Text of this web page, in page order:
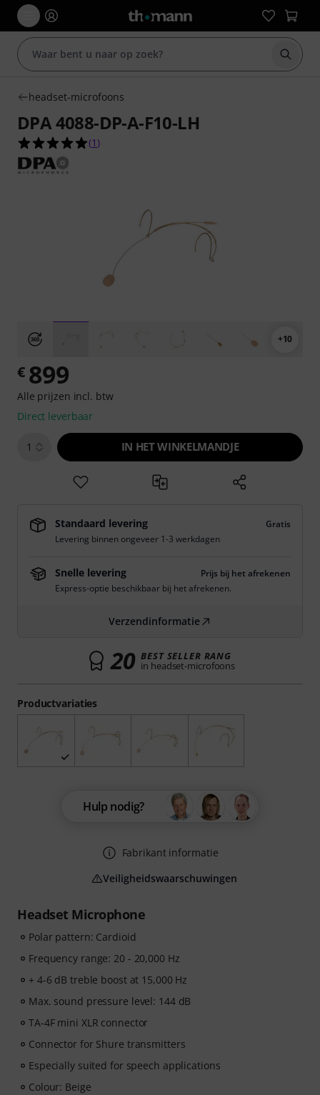
Zoek
headset-microfoons
DPA 4088-DP-A-F10-LH
5.0 van de 5 sterren van 1 klantbeoordelingen
(1 )
+10
Headset Microphone
Polar pattern: Cardioid
Frequency range: 20 - 20,000 Hz
+ 4-6 dB treble boost at 15,000 Hz
Max. sound pressure level: 144 dB
TA-4F mini XLR connector
Connector for Shure transmitters
Especially suited for speech applications
Colour: Beige
Productvariaties
€ 899
Alle prijzen incl. btw
Direct leverbaar
1 IN HET WINKELMANDJE
Standaard levering
Gratis
Levering binnen ongeveer 1-3 werkdagen
Snelle levering
Prijs bij het afrekenen
Express-optie beschikbaar bij het afrekenen.
Verzendinformatie
20 BEST SELLER RANG
in headset-microfoons
Hulp nodig?
Fabrikant informatie
Veiligheidswaarschuwingen